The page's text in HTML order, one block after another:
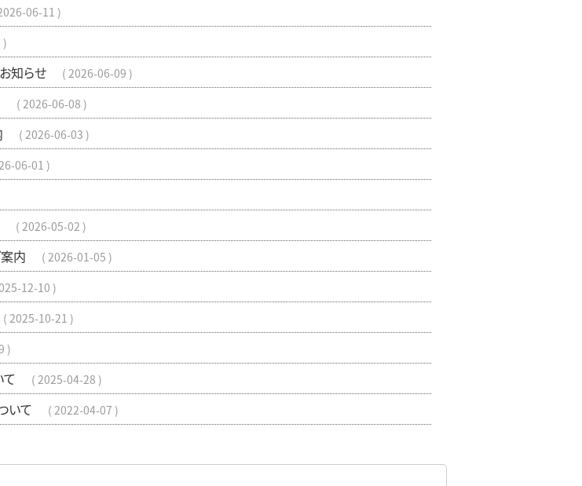
06-11
知らせ 2026-06-09
2026-06-08
2026-06-03
06-01
2026-05-02
内 2026-01-05
12-10
2025-10-21
2025-04-28
いて 2022-04-07